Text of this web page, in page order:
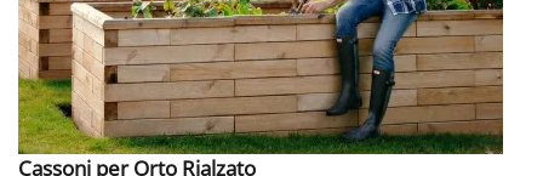
Cassoni per Orto Rialzato